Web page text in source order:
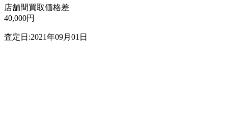
店舗間買取価格差
40,000円
査定日:2021年09月01日